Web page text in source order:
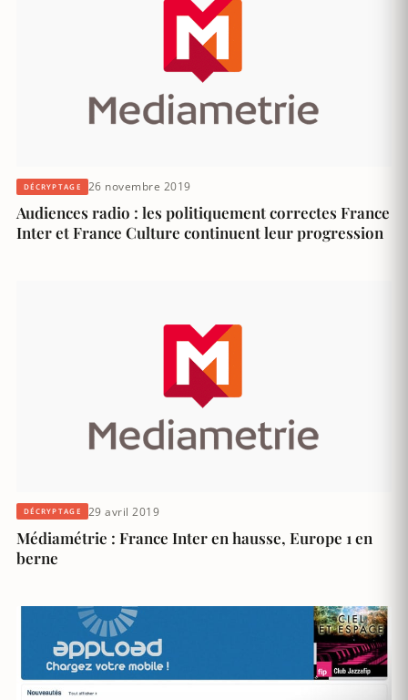
DÉCRYPTAGE 26 novembre 2019
Audiences radio : les politiquement correctes France
Inter et France Culture continuent leur progression
DÉCRYPTAGE 29 avril 2019
Médiamétrie : France Inter en hausse, Europe 1 en
berne